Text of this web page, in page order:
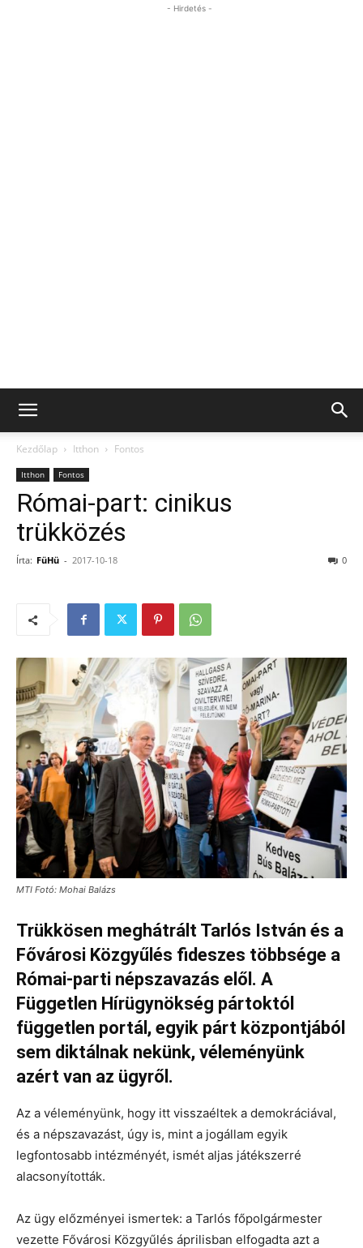
- Hirdetés -
Kezdőlap Itthon Fontos
Itthon Fontos
Római-part: cinikus
trükközés
Írta: FüHü - 2017-10-18 0
MTI Fotó: Mohai Balázs
Trükkösen meghátrált Tarlós István és a
Fővárosi Közgyűlés fideszes többsége a
Római-parti népszavazás elől. A
Független Hírügynökség pártoktól
független portál, egyik párt központjából
sem diktálnak nekünk, véleményünk
azért van az ügyről.
Az a véleményünk, hogy itt visszaéltek a demokráciával,
és a népszavazást, úgy is, mint a jogállam egyik
legfontosabb intézményét, ismét aljas játékszerré
alacsonyították.
Az ügy előzményei ismertek: a Tarlós főpolgármester
vezette Fővárosi Közgyűlés áprilisban elfogadta azt a